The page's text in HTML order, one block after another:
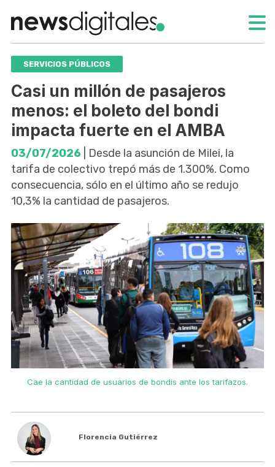
SERVICIOS PÚBLICOS
Casi un millón de pasajeros
menos: el boleto del bondi
impacta fuerte en el AMBA
03/07/2026 | Desde la asunción de Milei, la
tarifa de colectivo trepó más de 1.300%. Como
consecuencia, sólo en el último año se redujo
10,3% la cantidad de pasajeros.
Cae la cantidad de usuarios de bondis ante los tarifazos.
Florencia Gutiérrez